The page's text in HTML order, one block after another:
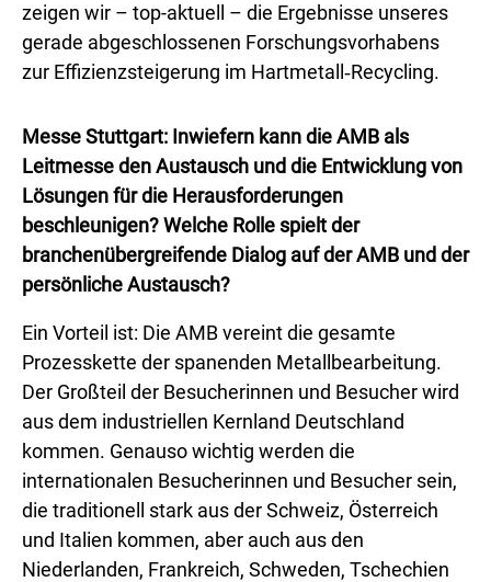
zeigen wir – top-aktuell – die Ergebnisse unseres
gerade abgeschlossenen Forschungsvorhabens
zur Effizienzsteigerung im Hartmetall‑Recycling.
Messe Stuttgart: Inwiefern kann die AMB als
Leitmesse den Austausch und die Entwicklung von
Lösungen für die Herausforderungen
beschleunigen? Welche Rolle spielt der
branchenübergreifende Dialog auf der AMB und der
persönliche Austausch?
Ein Vorteil ist: Die AMB vereint die gesamte
Prozesskette der spanenden Metallbearbeitung.
Der Großteil der Besucherinnen und Besucher wird
aus dem industriellen Kernland Deutschland
kommen. Genauso wichtig werden die
internationalen Besucherinnen und Besucher sein,
die traditionell stark aus der Schweiz, Österreich
und Italien kommen, aber auch aus den
Niederlanden, Frankreich, Schweden, Tschechien